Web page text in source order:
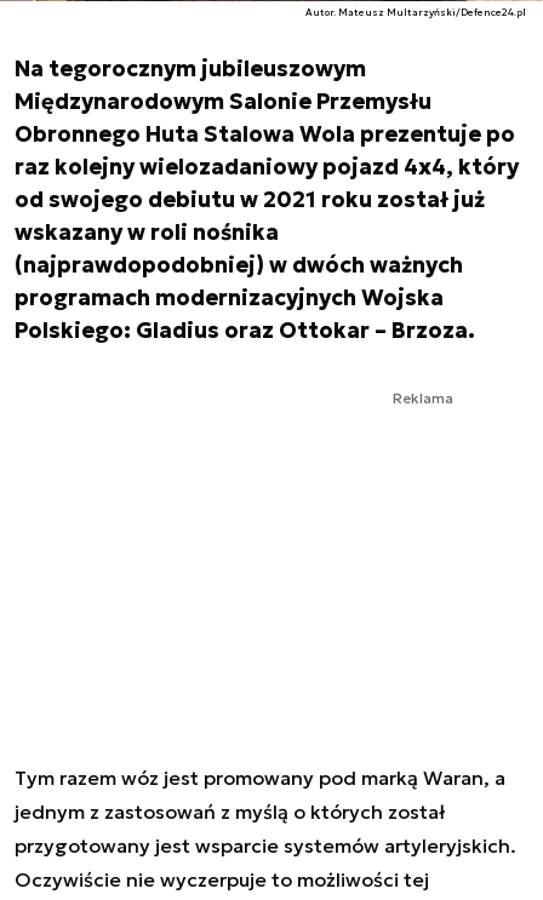
Autor. Mateusz Multarzyński/Defence24.pl
Na tegorocznym jubileuszowym
Międzynarodowym Salonie Przemysłu
Obronnego Huta Stalowa Wola prezentuje po
raz kolejny wielozadaniowy pojazd 4x4, który
od swojego debiutu w 2021 roku został już
wskazany w roli nośnika
(najprawdopodobniej) w dwóch ważnych
programach modernizacyjnych Wojska
Polskiego: Gladius oraz Ottokar – Brzoza.
Reklama
Tym razem wóz jest promowany pod marką Waran, a
jednym z zastosowań z myślą o których został
przygotowany jest wsparcie systemów artyleryjskich.
Oczywiście nie wyczerpuje to możliwości tej